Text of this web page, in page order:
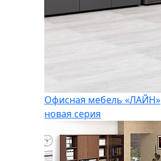
Офисная мебель «ЛАЙН»
новая серия